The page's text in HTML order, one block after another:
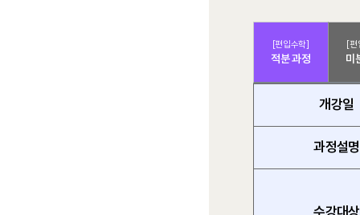
[편입수학]
적분 과정
[편
미
개강일
과정설명
수강대상